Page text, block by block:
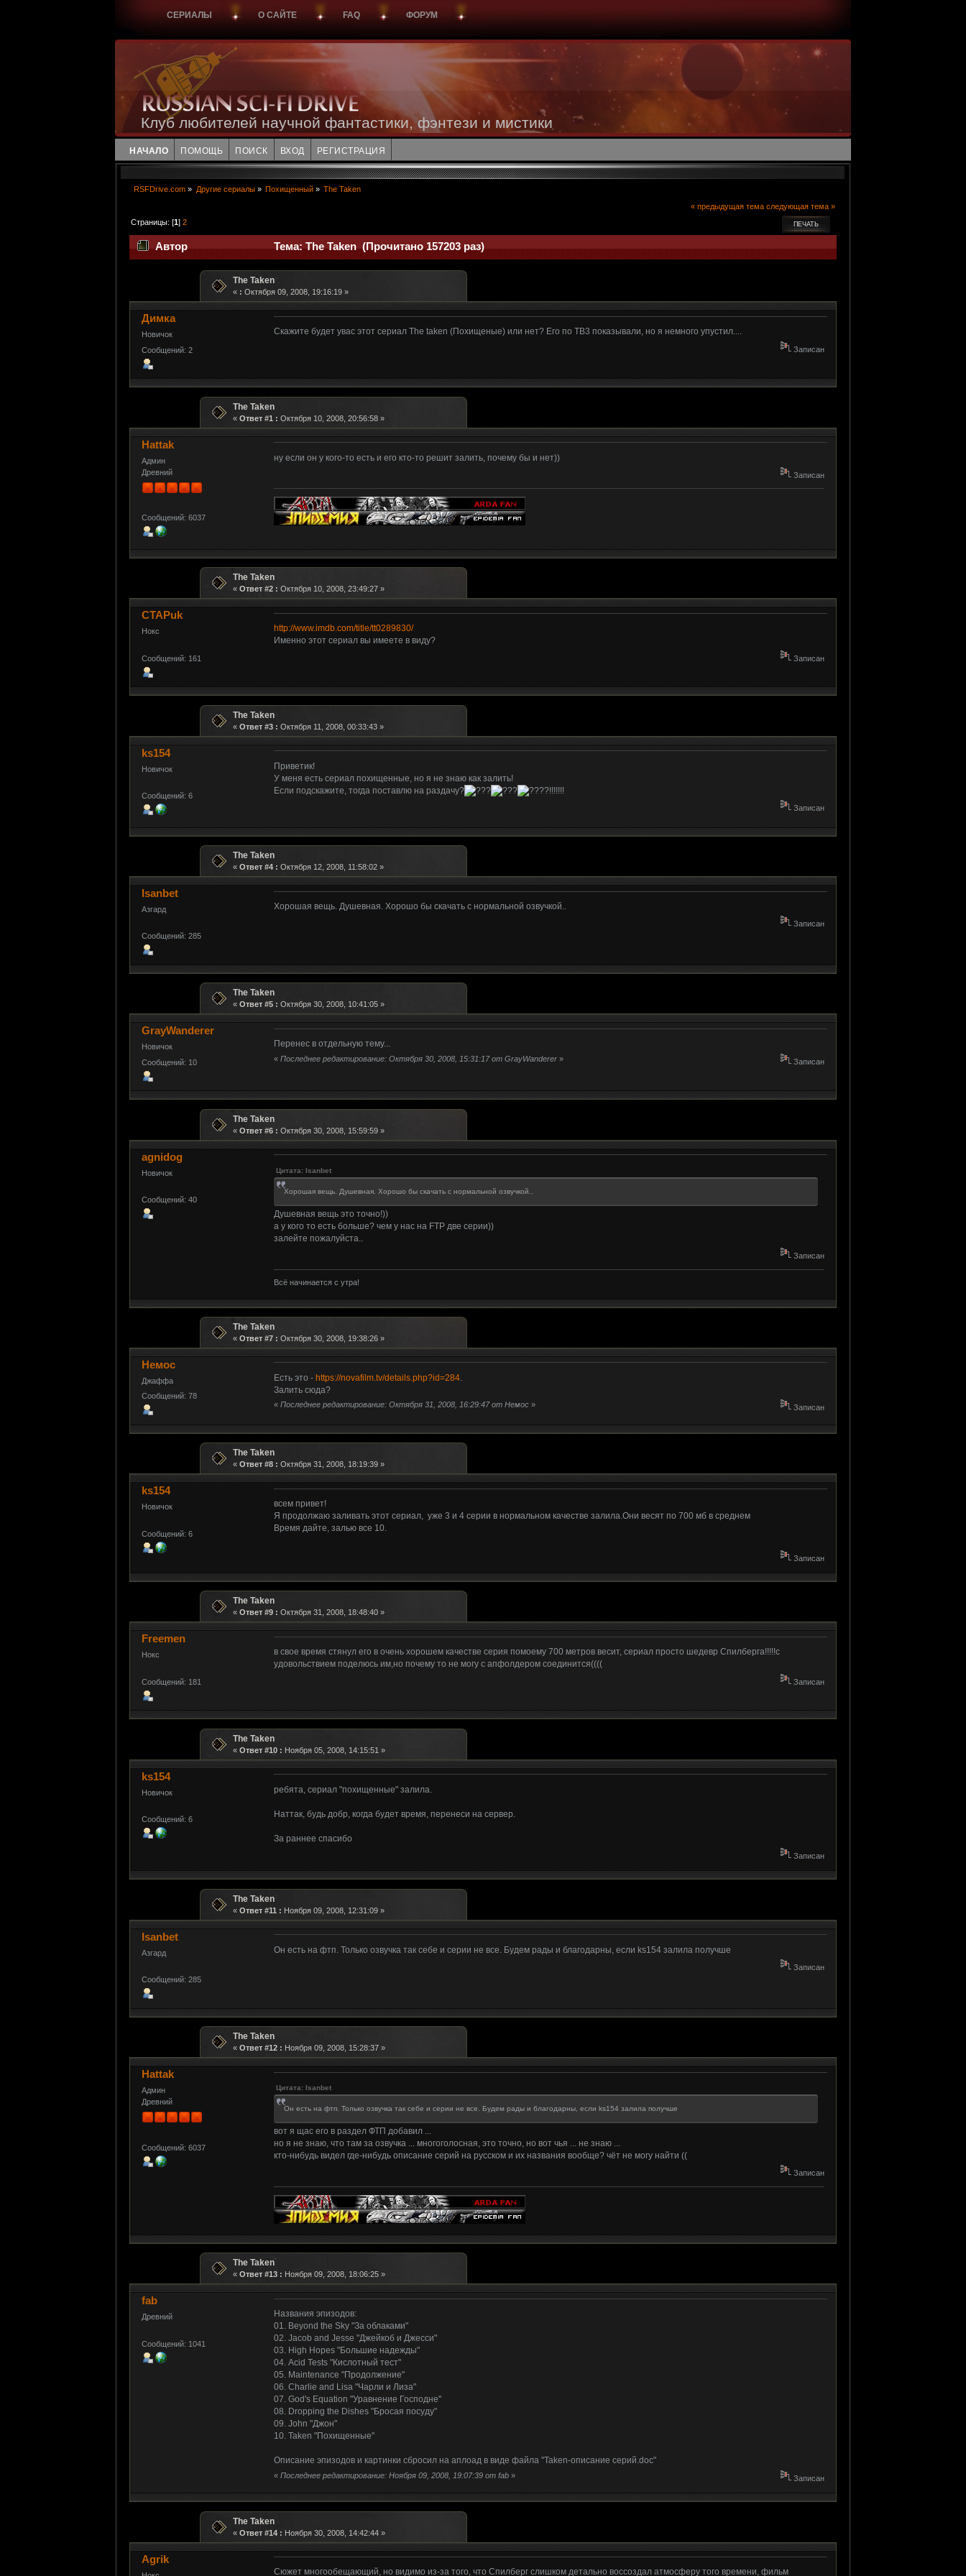
СЕРИАЛЫ О САЙТЕ FAQ ФОРУМ
Клуб любителей научной фантастики, фэнтези и мистики
НАЧАЛО ПОМОЩЬ ПОИСК ВХОД РЕГИСТРАЦИЯ
RSFDrive.com » Другие сериалы» Похищенный» The Taken
« предыдущая тема следующая тема »
ПЕЧАТЬ
Страницы: [1]2
Автор Тема: The Taken (Прочитано 157203 раз)
The Taken
« : Октября 09, 2008, 19:16:19 »
Димка
Новичок
Сообщений: 2
Скажите будет увас этот сериал The taken (Похищеные) или нет? Его по ТВ3 показывали, но я немного упустил....
Записан
The Taken
«Ответ #1 : Октября 10, 2008, 20:56:58 »
Hattak
Админ
Древний
Сообщений: 6037
ну если он у кого-то есть и его кто-то решит залить, почему бы и нет))
Записан
The Taken
«Ответ #2 : Октября 10, 2008, 23:49:27 »
CTAPuk
Нокс
Сообщений: 161
http://www.imdb.com/title/tt0289830/
Именно этот сериал вы имеете в виду?
Записан
The Taken
«Ответ #3 : Октября 11, 2008, 00:33:43 »
ks154
Новичок
Сообщений: 6
Приветик!
У меня есть сериал похищенные, но я не знаю как залить!
Если подскажите, тогда поставлю на раздачу?
?!!!!!!!
Записан
The Taken
«Ответ #4 : Октября 12, 2008, 11:58:02 »
Isanbet
Азгард
Сообщений: 285
Хорошая вещь. Душевная. Хорошо бы скачать с нормальной озвучкой..
Записан
The Taken
«Ответ #5 : Октября 30, 2008, 10:41:05 »
GrayWanderer
Новичок
Сообщений: 10
Перенес в отдельную тему...
« Последнее редактирование: Октября 30, 2008, 15:31:17 от GrayWanderer» Записан
The Taken
«Ответ #6 : Октября 30, 2008, 15:59:59 »
agnidog
Новичок
Сообщений: 40
Цитата: Isanbet
Хорошая вещь. Душевная. Хорошо бы скачать с нормальной озвучкой..
Душевная вещь это точно!))
а у кого то есть больше? чем у нас на FTP две серии))
залейте пожалуйста..
Записан
Всё начинается с утра!
The Taken
«Ответ #7 : Октября 30, 2008, 19:38:26 »
Немос
Джаффа
Сообщений: 78
Есть это - https://novafilm.tv/details.php?id=284.
Залить сюда?
« Последнее редактирование: Октября 31, 2008, 16:29:47 от Немос» Записан
The Taken
«Ответ #8 : Октября 31, 2008, 18:19:39 »
ks154
Новичок
Сообщений: 6
всем привет!
Я продолжаю заливать этот сериал, уже 3 и 4 серии в нормальном качестве залила.Они весят по 700 мб в среднем
Время дайте, залью все 10.
Записан
The Taken
«Ответ #9 : Октября 31, 2008, 18:48:40 »
Freemen
Нокс
Сообщений: 181
в свое время стянул его в очень хорошем качестве серия помоему 700 метров весит, сериал просто шедевр Спилберга!!!!!с
удовольствием поделюсь им,но почему то не могу с апфолдером соединится((((
Записан
The Taken
«Ответ #10 : Ноября 05, 2008, 14:15:51 »
ks154
Новичок
Сообщений: 6
ребята, сериал "похищенные" залила.
Наттак, будь добр, когда будет время, перенеси на сервер.
За раннее спасибо
Записан
The Taken
«Ответ #11 : Ноября 09, 2008, 12:31:09 »
Isanbet
Азгард
Сообщений: 285
Он есть на фтп. Только озвучка так себе и серии не все. Будем рады и благодарны, если ks154 залила получше
Записан
The Taken
«Ответ #12 : Ноября 09, 2008, 15:28:37 »
Hattak
Админ
Древний
Сообщений: 6037
Цитата: Isanbet
Он есть на фтп. Только озвучка так себе и серии не все. Будем рады и благодарны, если ks154 залила получше
вот я щас его в раздел ФТП добавил ...
но я не знаю, что там за озвучка ... многоголосная, это точно, но вот чья ... не знаю ...
кто-нибудь видел где-нибудь описание серий на русском и их названия вообще? чёт не могу найти ((
Записан
The Taken
«Ответ #13 : Ноября 09, 2008, 18:06:25 »
fab
Древний
Сообщений: 1041
Названия эпизодов:
01. Beyond the Sky "За облаками"
02. Jacob and Jesse "Джейкоб и Джесси"
03. High Hopes "Большие надежды"
04. Acid Tests "Кислотный тест"
05. Maintenance "Продолжение"
06. Charlie and Lisa "Чарли и Лиза"
07. God's Equation "Уравнение Господне"
08. Dropping the Dishes "Бросая посуду"
09. John "Джон"
10. Taken "Похищенные"
Описание эпизодов и картинки сбросил на аплоад в виде файла "Taken-описание серий.doc"
« Последнее редактирование: Ноября 09, 2008, 19:07:39 от fab» Записан
The Taken
«Ответ #14 : Ноября 30, 2008, 14:42:44 »
Agrik
Сюжет многообещающий, но видимо из-за того, что Спилберг слишком детально воссоздал атмосферу того времени, фильм